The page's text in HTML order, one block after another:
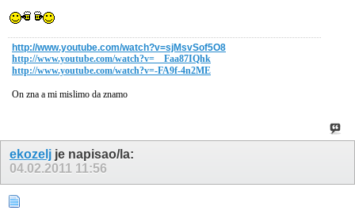
http://www.youtube.com/watch?v=sjMsvSof5O8
http://www.youtube.com/watch?v=__Faa87IQhk
http://www.youtube.com/watch?v=-FA9f-4n2ME
On zna a mi mislimo da znamo
ekozelj je napisao/la:
04.02.2011 11:56